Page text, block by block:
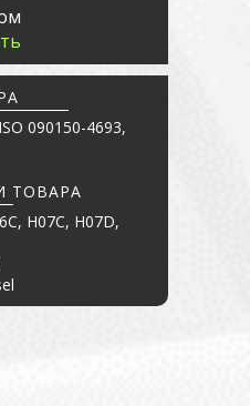
090150-4693,
ТОВАРА
H07C, H07D,